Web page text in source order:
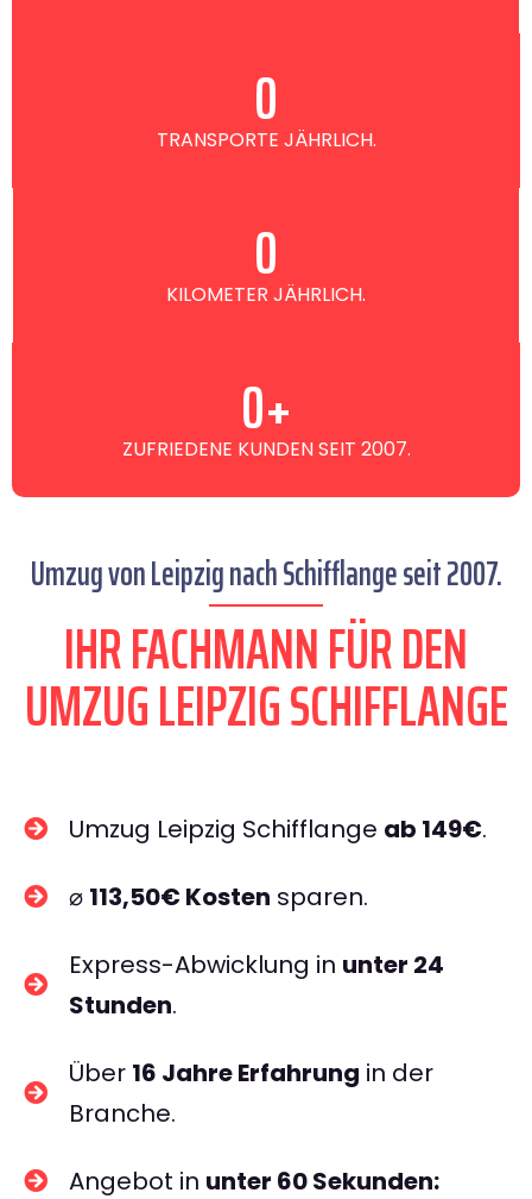
TRANSPORTE JÄHRLICH.
0
KILOMETER JÄHRLICH.
0
ZUFRIEDENE KUNDEN SEIT 2007.
0+
Umzug von Leipzig nach Schifflange seit 2007.
IHR FACHMANN FÜR DEN
UMZUG LEIPZIG SCHIFFLANGE
Umzug Leipzig Schifflange ab 149€.
⌀ 113,50€ Kosten sparen.
Express-Abwicklung in unter 24
Stunden.
Über 16 Jahre Erfahrung in der
Branche.
Angebot in unter 60 Sekunden: